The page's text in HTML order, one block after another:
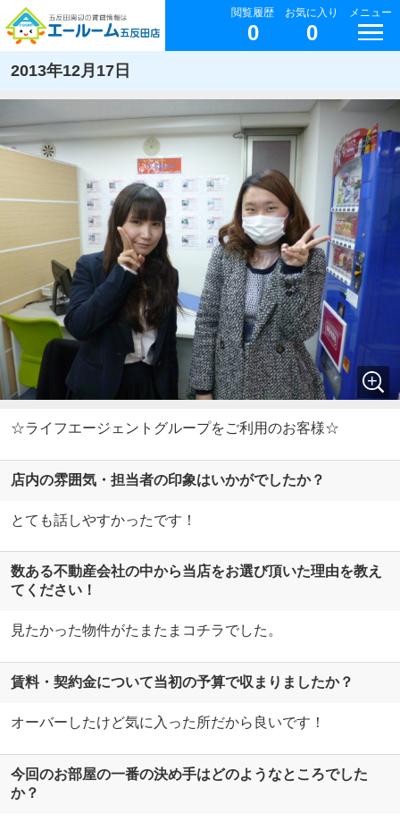
閲覧履歴
0
お気に入り
0
メニュー
2013年12月17日
☆ライフエージェントグループをご利用のお客様☆
店内の雰囲気・担当者の印象はいかがでしたか？
とても話しやすかったです！
数ある不動産会社の中から当店をお選び頂いた理由を教え
てください！
見たかった物件がたまたまコチラでした。
賃料・契約金について当初の予算で収まりましたか？
オーバーしたけど気に入った所だから良いです！
今回のお部屋の一番の決め手はどのようなところでした
か？